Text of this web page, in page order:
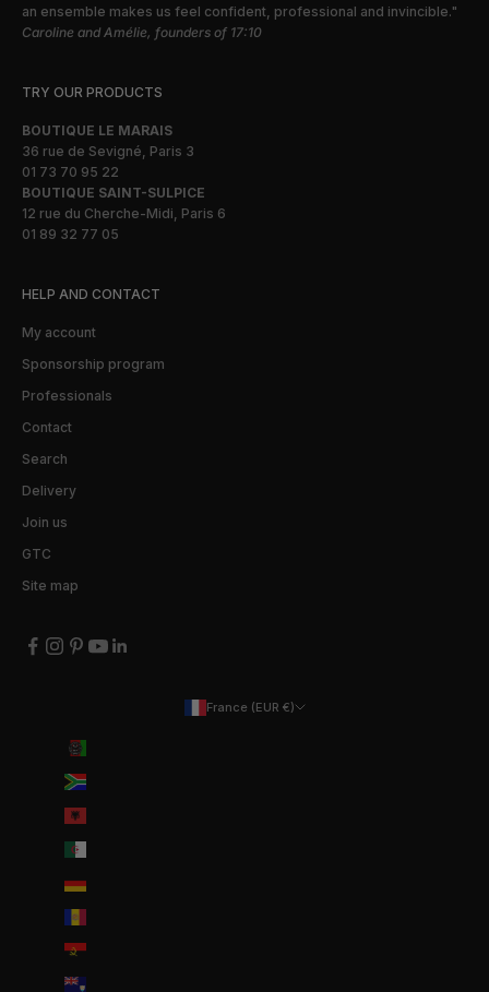
an ensemble makes us feel confident, professional and invincible."
Caroline and Amélie, founders of 17:10
TRY OUR PRODUCTS
BOUTIQUE LE MARAIS
36 rue de Sevigné, Paris 3
01 73 70 95 22
BOUTIQUE SAINT-SULPICE
12 rue du Cherche-Midi, Paris 6
01 89 32 77 05
HELP AND CONTACT
My account
Sponsorship program
Professionals
Contact
Search
Delivery
Join us
GTC
Site map
France (EUR €)